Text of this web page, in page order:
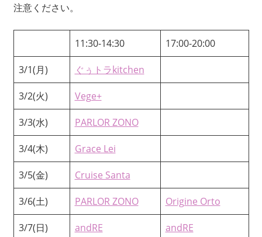
注意ください。
11:30-14:30 17:00-20:00
3/1(月) ぐぅトラkitchen
3/2(火) Vege+
3/3(水) PARLOR ZONO
3/4(木) Grace Lei
3/5(金) Cruise Santa
3/6(土) PARLOR ZONO Origine Orto
3/7(日) andRE andRE